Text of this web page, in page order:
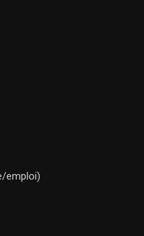
emploi)